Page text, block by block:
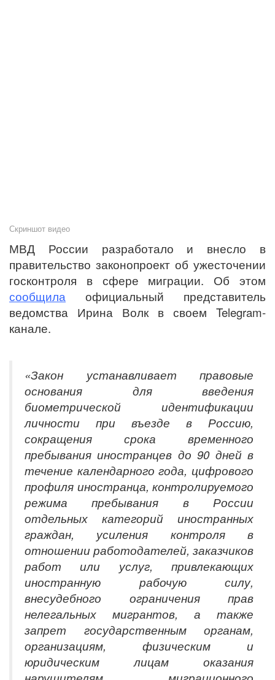
Скриншот видео
МВД России разработало и внесло в
правительство законопроект об ужесточении
госконтроля в сфере миграции. Об этом
сообщила официальный представитель
ведомства Ирина Волк в своем Telegram-
канале.
«Закон устанавливает правовые
основания для введения
биометрической идентификации
личности при въезде в Россию,
сокращения срока временного
пребывания иностранцев до 90 дней в
течение календарного года, цифрового
профиля иностранца, контролируемого
режима пребывания в России
отдельных категорий иностранных
граждан, усиления контроля в
отношении работодателей, заказчиков
работ или услуг, привлекающих
иностранную рабочую силу,
внесудебного ограничения прав
нелегальных мигрантов, а также
запрет государственным органам,
организациям, физическим и
юридическим лицам оказания